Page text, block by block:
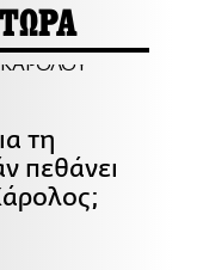
τη
πεθάνει